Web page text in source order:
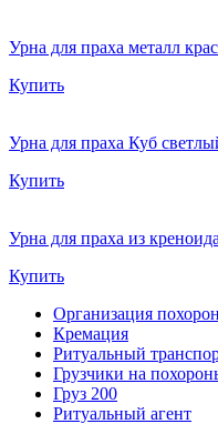
Урна для праха металл
Купить
Урна для праха Куб
Купить
Урна для праха из креноида
Купить
Организация похорон
Кремация
Ритуальный
Грузчики на
Груз 200
Ритуальный агент